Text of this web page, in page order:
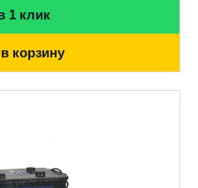
1 клик
корзину